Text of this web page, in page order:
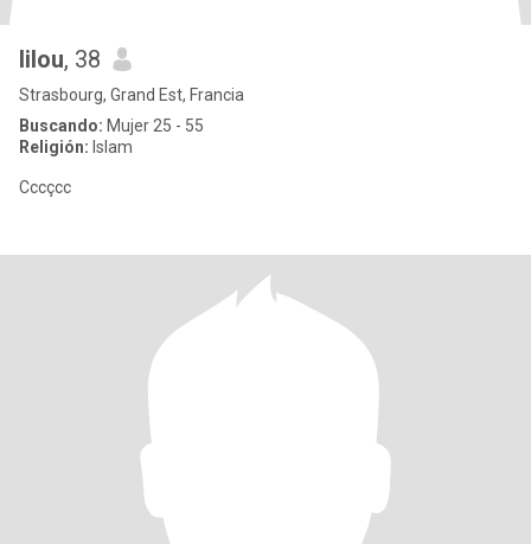
lilou, 38
Strasbourg, Grand Est, Francia
Buscando: Mujer 25 - 55
Religión: Islam
Cccçcc